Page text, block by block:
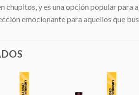
chupitos, y es una opción popular para
emocionante para aquellos que